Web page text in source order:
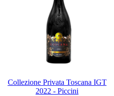
Collezione Privata Toscana IGT
2022 - Piccini